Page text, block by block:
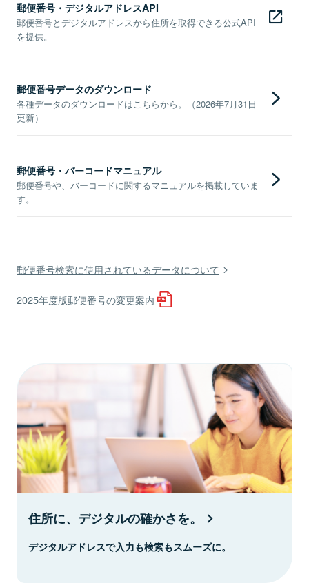
郵便番号・デジタルアドレスAPI
郵便番号とデジタルアドレスから住所を取得できる公式API
を提供。
郵便番号データのダウンロード
各種データのダウンロードはこちらから。（2026年7月31日
更新）
郵便番号・バーコードマニュアル
郵便番号や、バーコードに関するマニュアルを掲載していま
す。
郵便番号検索に使用されているデータについて
2025年度版郵便番号の変更案内
住所に、デジタルの確かさを。
デジタルアドレスで入力も検索もスムーズに。